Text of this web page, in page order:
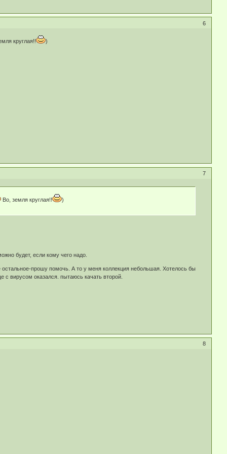
6
круглая!! )
7
Во, земля круглая!! )
будет, если кому чего надо.
прошу помочь. А то у меня коллекция небольшая. Хотелось бы
вирусом оказался. пытаюсь качать второй.
8